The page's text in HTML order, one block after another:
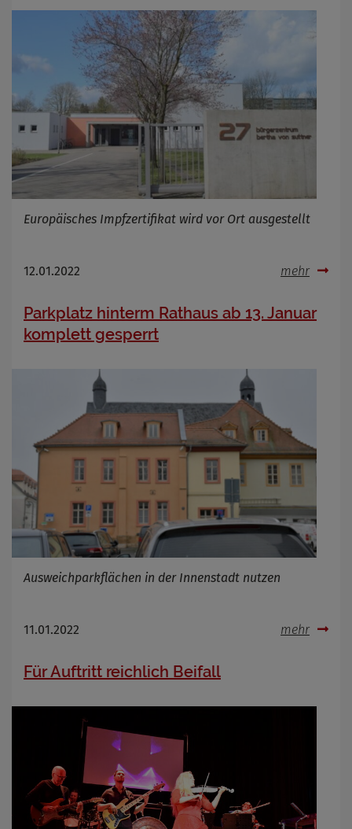
Europäisches Impfzertifikat wird vor Ort ausgestellt
12.01.2022 mehr
Parkplatz hinterm Rathaus ab 13. Januar
komplett gesperrt
Ausweichparkflächen in der Innenstadt nutzen
11.01.2022 mehr
Für Auftritt reichlich Beifall
Cookie Name
Cookie Laufzeit
Infos schließen